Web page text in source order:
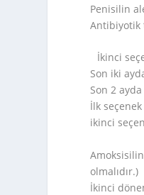
Penisilin
Antibiyotik
İkinci
Son iki
Son 2
İlk
ikinci
olmalıdır.)
İkinci